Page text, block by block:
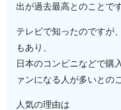
出が過去最高とのことです
テレビで知ったのですが
もあり、
日本のコンビニなどで購
ァンになる人が多いとの
人気の理由は